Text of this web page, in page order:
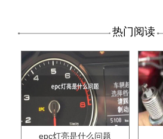
热门阅读
epc灯亮是什么问题